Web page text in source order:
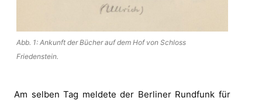
Abb. 1: Ankunft der Bücher auf dem Hof von Schloss
Friedenstein.
Am selben Tag meldete der Berliner Rundfunk für